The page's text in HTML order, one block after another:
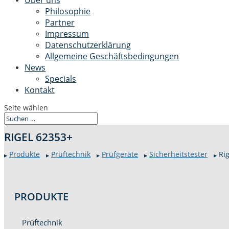
Philosophie
Partner
Impressum
Datenschutzerklärung
Allgemeine Geschäftsbedingungen
News
Specials
Kontakt
Seite wählen
RIGEL 62353+
▶ Pro­duk­te ▶ Prüftech­nik ▶ Prüfgeräte ▶ Sicher­heit­stester ▶
PRO­DUK­TE
Prüftech­nik